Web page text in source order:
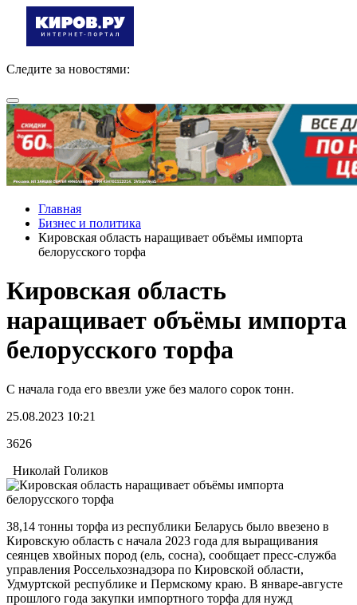
Следите за новостями:
Главная
Бизнес и политика
Кировская область наращивает объёмы импорта
белорусского торфа
Кировская область
наращивает объёмы импорта
белорусского торфа
С начала года его ввезли уже без малого сорок тонн.
25.08.2023 10:21
3626
Николай Голиков
38,14 тонны торфа из республики Беларусь было ввезено в
Кировскую область с начала 2023 года для выращивания
сеянцев хвойных пород (ель, сосна), сообщает пресс-служба
управления Россельхознадзора по Кировской области,
Удмуртской республике и Пермскому краю. В январе-августе
прошлого года закупки импортного торфа для нужд